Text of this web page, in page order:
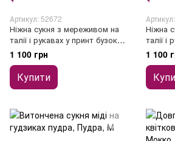
Артикул: 52672
Ніжна сукня з мереживом на
талії і рукавах у принт бузок з
коротким рукавом
1 100 грн
Купити
Ніжна
талії і
1 100